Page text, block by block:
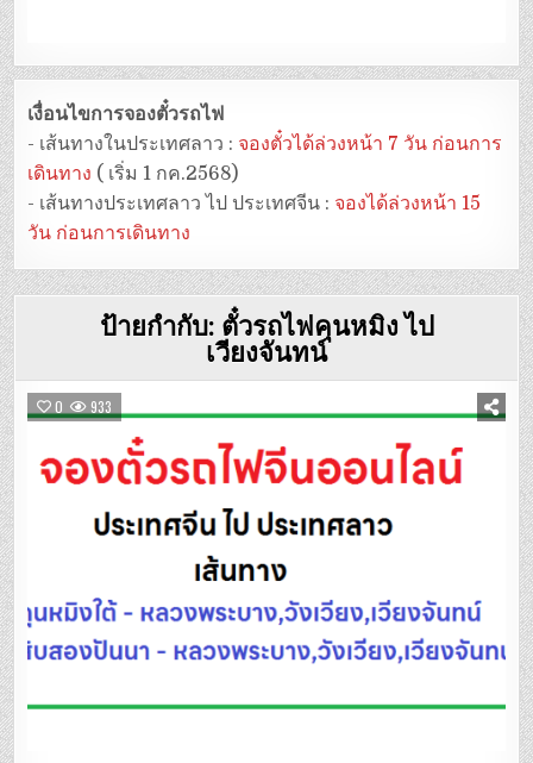
เงื่อนไขการจองตั๋วรถไฟ
- เส้นทางในประเทศลาว : จองตั๋วได้ล่วงหน้า 7 วัน ก่อนการ
เดินทาง ( เริ่ม 1 กค.2568)
- เส้นทางประเทศลาว ไป ประเทศจีน : จองได้ล่วงหน้า 15
วัน ก่อนการเดินทาง
ป้ายกำกับ: ตั๋วรถไฟคุนหมิง ไป
เวียงจันทน์
0 933